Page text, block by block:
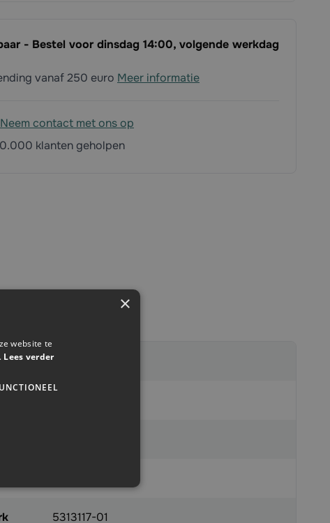
- Bestel voor dinsdag 14:00, volgende werkdag
vanaf 250 euro Meer informatie
Neem contact met ons op
klanten geholpen
708324
5313117-01
×
website te
Lees verder